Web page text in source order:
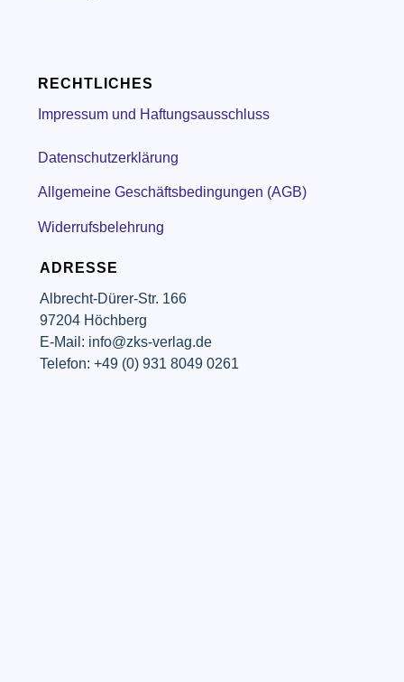
ADRESSE
Albrecht-Dürer-Str. 166
97204 Höchberg
E-Mail: info@zks-verlag.de
Telefon: +49 (0) 931 8049 0261
RECHTLICHES
Impressum und Haftungsausschluss
Datenschutzerklärung
Allgemeine Geschäftsbedingungen (AGB)
Widerrufsbelehrung